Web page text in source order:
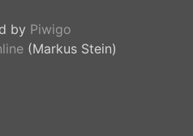
by Piwigo
(Markus Stein)